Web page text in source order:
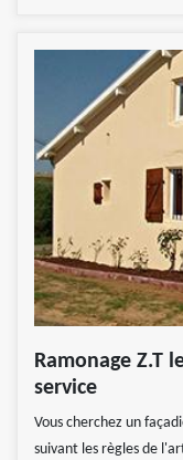
Ramonage Z.T
service
Vous cherchez un
suivant les règles de